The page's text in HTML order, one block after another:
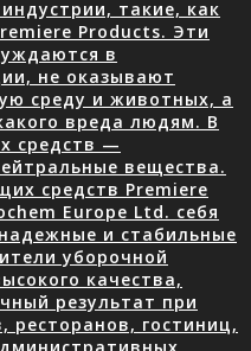
такие, как
Products. Эти
в
не оказывают
среду и животных, а
вреда людям. В
средств —
вещества.
средств Premiere
Europe Ltd. себя
и стабильные
уборочной
качества,
результат при
ресторанов, гостиниц,